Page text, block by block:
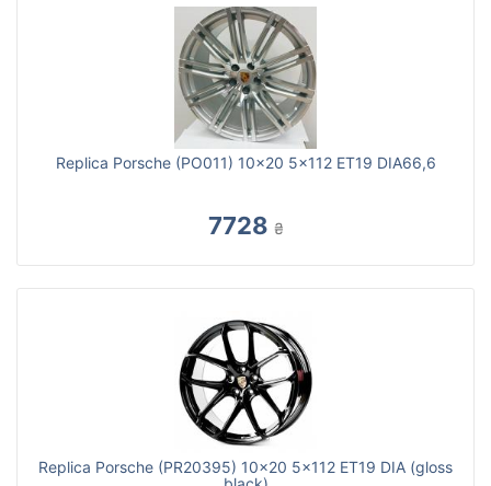
Replica Porsche (PO011) 10x20 5x112 ET19 DIA66,6
7728 ₴
Replica Porsche (PR20395) 10x20 5x112 ET19 DIA (gloss